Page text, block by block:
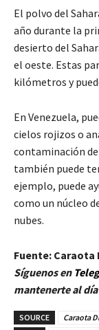
El polvo del
año durante la
desierto del
el oeste. Estas
kilómetros y
En Venezuela,
cielos rojizos o
contaminación
también puede
ejemplo, puede
como un núcleo
nubes.
Fuente:
Síguenos en
mantenerte al
SOURCE
Caraota